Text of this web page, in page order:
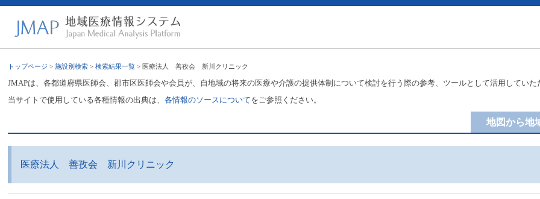
トップページ >施設別検索 >検索結果一覧 > 医療法人 善孜会 新川クリニック
JMAPは、各都道府県医師会、郡市区医師会や会員が、自地域の将来の医療や介護の提供体制について検討を行う際の参考、ツールとして活用してい
当サイトで使用している各種情報の出典は、各情報のソースについてをご参照ください。
地図から地
医療法人 善孜会 新川クリニック